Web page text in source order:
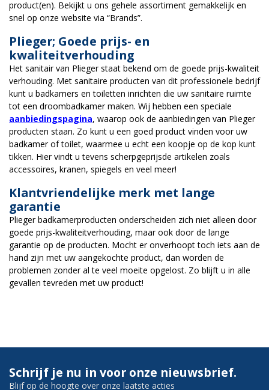
product(en). Bekijkt u ons gehele assortiment gemakkelijk en
snel op onze website via “Brands”.
Plieger; Goede prijs- en
kwaliteitverhouding
Het sanitair van Plieger staat bekend om de goede prijs-kwaliteit
verhouding. Met sanitaire producten van dit professionele bedrijf
kunt u badkamers en toiletten inrichten die uw sanitaire ruimte
tot een droombadkamer maken. Wij hebben een speciale
aanbiedingspagina, waarop ook de aanbiedingen van Plieger
producten staan. Zo kunt u een goed product vinden voor uw
badkamer of toilet, waarmee u echt een koopje op de kop kunt
tikken. Hier vindt u tevens scherpgeprijsde artikelen zoals
accessoires, kranen, spiegels en veel meer!
Klantvriendelijke merk met lange
garantie
Plieger badkamerproducten onderscheiden zich niet alleen door
goede prijs-kwaliteitverhouding, maar ook door de lange
garantie op de producten. Mocht er onverhoopt toch iets aan de
hand zijn met uw aangekochte product, dan worden de
problemen zonder al te veel moeite opgelost. Zo blijft u in alle
gevallen tevreden met uw product!
Schrijf je nu in voor onze nieuwsbrief.
Blijf op de hoogte over onze laatste acties